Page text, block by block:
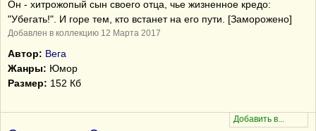
Он - хитрожопый сын своего отца, чье жизненное кредо:
"Убегать!". И горе тем, кто встанет на его пути. [Заморожено]
Добавлен в коллекцию 12 Марта 2017
Автор: Вега
Жанры: Юмор
Размер: 152 Кб